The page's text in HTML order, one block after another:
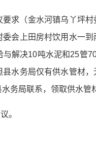
求（金水河镇乌丫坪
会上田房村饮用水一
解决10吨水泥和25管
水务局仅有供水管材
务局联系，领取供水管
。